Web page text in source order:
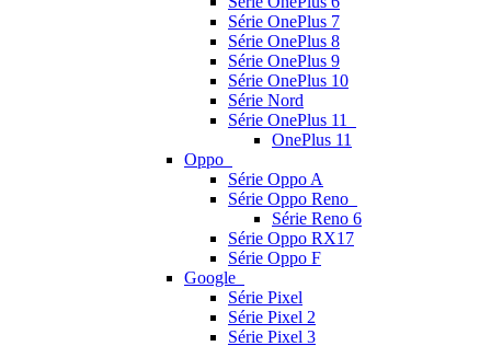
Série OnePlus 7
Série OnePlus 8
Série OnePlus 9
Série OnePlus 10
Série Nord
Série OnePlus 11
OnePlus 11
Oppo
Série Oppo A
Série Oppo Reno
Série Reno 6
Série Oppo RX17
Série Oppo F
Google
Série Pixel
Série Pixel 2
Série Pixel 3